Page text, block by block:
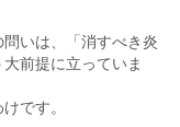
問いは、「消すべき炎
前提に立っていま
です。